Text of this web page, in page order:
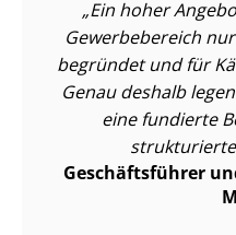
Ein hoher
Gewerbebereich
begründet und für
Genau deshalb
eine fundierte
Geschäftsführer